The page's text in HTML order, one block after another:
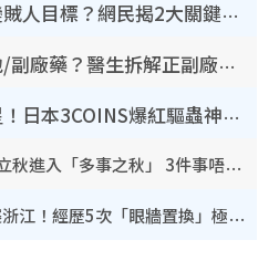
裝修拆鐵閘隨時變賊人目標？網民揭2大關鍵用途：裝新式等於白裝？附新舊鐵閘分別
網傳公院改用內地/副廠藥？醫生拆解正副廠分別 揭4類人換藥隨時出事
怕蟲人士夏日救星！日本3COINS爆紅驅蟲神器$45起 1招「全程免觸碰」輕鬆搞定小強
立秋2026｜8月7日立秋進入「多事之秋」 3件事唔做得！專家教6招開運 清枱頭／銀包納氣接好運
颱風白海豚料周日襲浙江！經歷5次「眼牆置換」極罕見 成登陸內地最長途颱風